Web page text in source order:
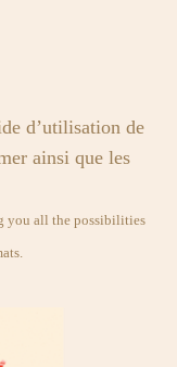
d’utilisation de
ainsi que les
you all the possibilities